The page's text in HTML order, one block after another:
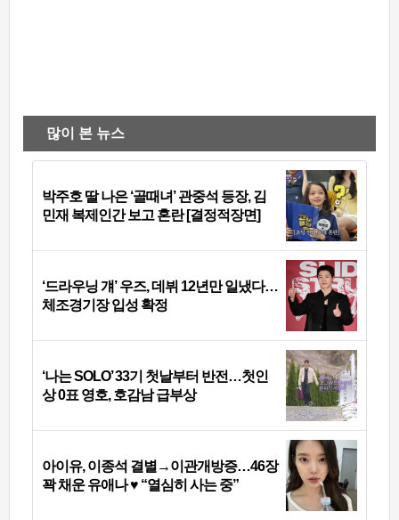
많이 본 뉴스
박주호 딸 나은 ‘골때녀’ 관중석 등장, 김
민재 복제인간 보고 혼란 [결정적장면]
‘드라우닝 걔’ 우즈, 데뷔 12년만 일냈다…
체조경기장 입성 확정
‘나는 SOLO’ 33기 첫날부터 반전…첫인
상 0표 영호, 호감남 급부상
아이유, 이종석 결별→이관개방증…46장
꽉 채운 유애나 ♥ “열심히 사는 중”